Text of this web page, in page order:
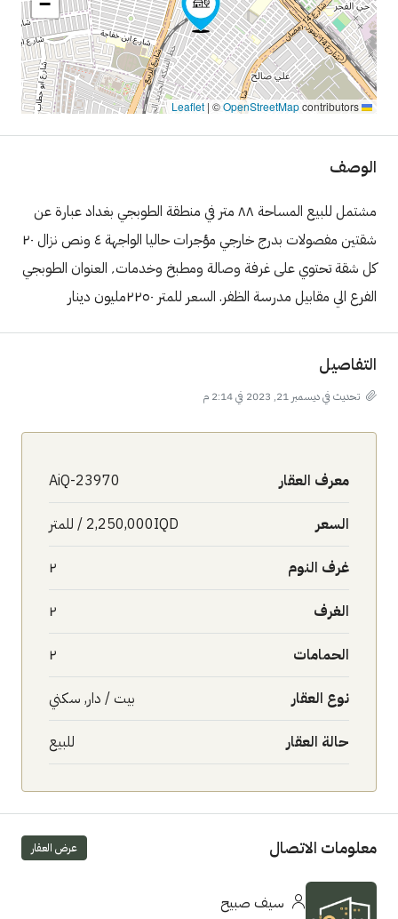
| ©OpenStreetMapcontributors
الوصف
مشتمل للبيع المساحة ٨٨ متر في منطقة الطوبجي بغداد عبارة عن
شقتين مفصولات بدرج خارجي مؤجرات حاليا الواجهة ٤ ونص نزال ٢٠
كل شقة تحتوي على غرفة وصالة ومطبخ وخدمات٬ العنوان الطوبجي
الفرع الي مقابيل مدرسة الظفر. السعر للمتر ٢٢٥٠مليون دينار
التفاصيل
تحديث في ديسمبر 21, 2023 في 2:14 م
معرف العقار AiQ-23970
السعر 2,250,000IQD / للمتر
غرف النوم ٢
الغرف ٢
الحمامات ٢
نوع العقار بيت / دار, سكني
حالة العقار للبيع
معلومات الاتصال عرض العقار
سيف صبيح